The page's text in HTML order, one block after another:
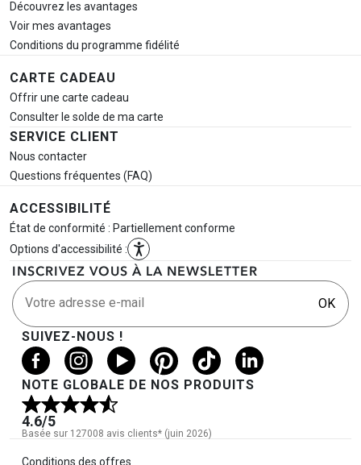
Découvrez les avantages
Voir mes avantages
Conditions du programme fidélité
CARTE CADEAU
Offrir une carte cadeau
Consulter le solde de ma carte
SERVICE CLIENT
Nous contacter
Questions fréquentes (FAQ)
ACCESSIBILITÉ
État de conformité : Partiellement conforme
Options d'accessibilité :
INSCRIVEZ VOUS À LA NEWSLETTER
Votre adresse e-mail OK
SUIVEZ-NOUS !
NOTE GLOBALE DE NOS PRODUITS
4.6/5
Basée sur 127008 avis clients* (juin 2026)
Informations légales
Conditions des offres